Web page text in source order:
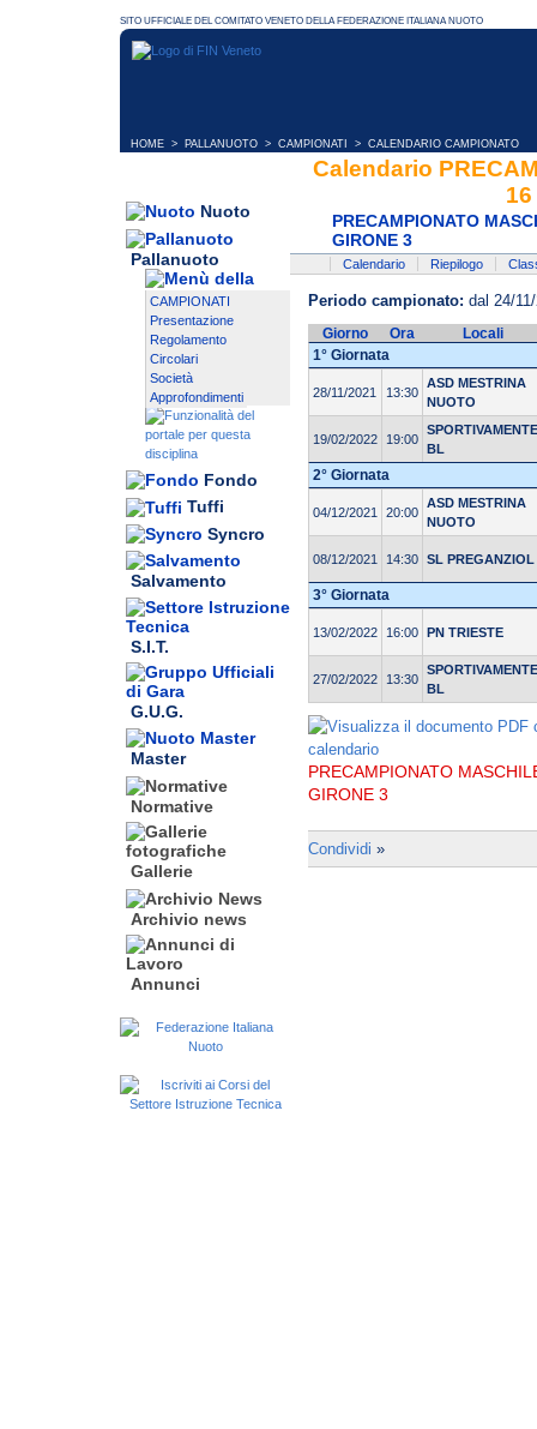
HOME > PALLANUOTO > CAMPIONATI > CALENDARIO CAMPIONATO
Nuoto
Pallanuoto
CAMPIONATI
Presentazione
Regolamento
Circolari
Società
Approfondimenti
Fondo
Tuffi
Syncro
Salvamento
S.I.T.
G.U.G.
Master
Normative
Gallerie
Archivio news
Annunci
Calendario
PRECAMPIONATO
GIRONE 3
Calendario Riepilogo
Periodo campionato: dal 24/
Giorno Ora
Locali
1° Giornata
28/11/2021 13:30
ASD MESTRINA
NUOTO
19/02/2022 19:00
SPORTIVAMENTE
BL
2° Giornata
04/12/2021 20:00
ASD MESTRINA
NUOTO
08/12/2021 14:30 SL PREGANZIOL
3° Giornata
13/02/2022 16:00 PN TRIESTE
27/02/2022 13:30
SPORTIVAMENTE
BL
PRECAMPIONATO
GIRONE 3
Condividi »